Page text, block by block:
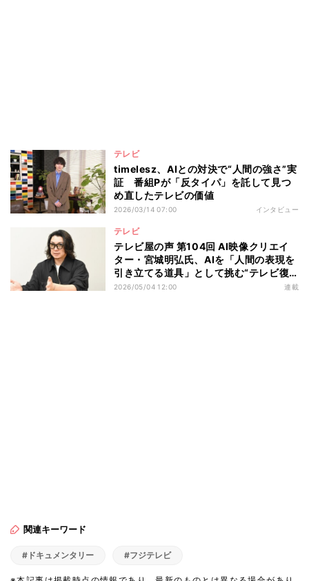
テレビ
timelesz、AIとの対決で“人間の強さ”実
証 番組Pが「反タイパ」を託して見つ
め直したテレビの価値
2026/03/14 07:00 インタビュー
テレビ
テレビ屋の声 第104回 AI映像クリエイ
ター・宮城明弘氏、AIを「人間の表現を
引き立てる道具」として挑む“テレビ復
権”と“新ジャンル確立”
2026/05/04 12:00 連載
関連キーワード
#ドキュメンタリー #フジテレビ